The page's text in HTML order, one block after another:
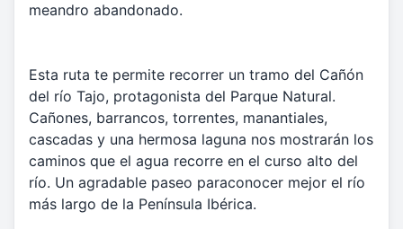
meandro abandonado.
Esta ruta te permite recorrer un tramo del Cañón
del río Tajo, protagonista del Parque Natural.
Cañones, barrancos, torrentes, manantiales,
cascadas y una hermosa laguna nos mostrarán los
caminos que el agua recorre en el curso alto del
río. Un agradable paseo paraconocer mejor el río
más largo de la Península Ibérica.